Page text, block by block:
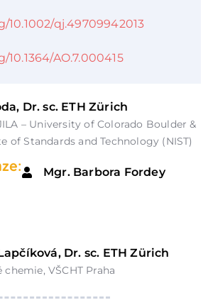
10.1002/qj.49709942013
AO.7.000415
Dr. sc. ETH Zürich
– University of Colorado Boulder &
of Standards and Technology (NIST)
Mgr. Barbora Fordey
Dr. sc. ETH Zürich
VŠCHT Praha